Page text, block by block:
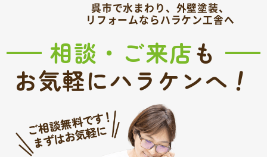
呉市で水まわり、外壁塗装、
リフォームならハラケン工舎へ
相談・ご来店も
お気軽にハラケンへ！